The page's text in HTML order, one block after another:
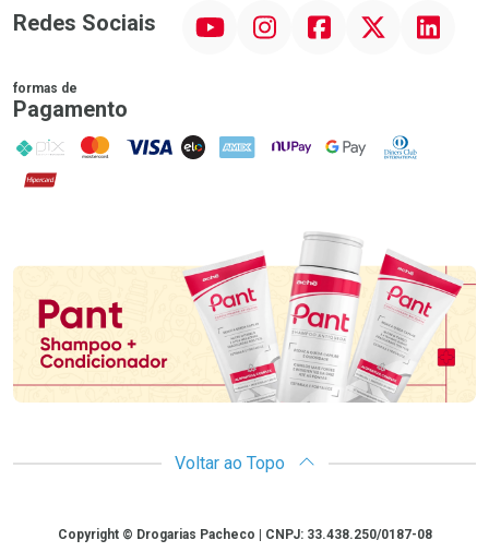
Redes Sociais InstagramFacebookTwitter Linkedin
formas de
Pagamento
PIX MasterCard
VISA ELO AMEX NuPay Google PayDiners Club
Hipercard
Promoção em Destaque
Voltar ao Topo
CopyrightCopyright © Drogarias Pacheco | CNPJ: 33.438.250/0187-08